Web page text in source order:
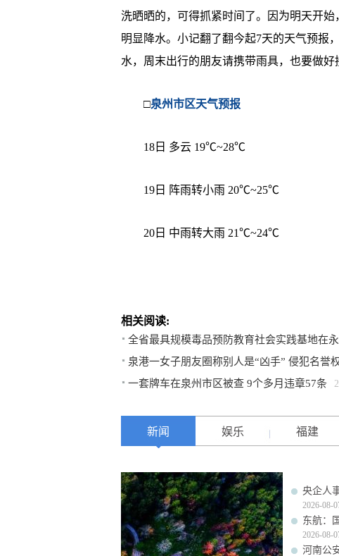
洗晒晒的，可得抓紧时间了。因为明天开
明显降水。小记翻了翻今起7天的天气预报
水，周末出行的朋友请携带雨具，也要做好
□泉州市区天气预报
18日 多云 19℃~28℃
19日 阵雨转小雨 20℃~25℃
20日 中雨转大雨 21℃~24℃
相关阅读:
全省最具规模毒品预防教育社会实践基地在
泉港一女子朋友圈称别人是“凶手” 侵犯名誉
一套牌车在泉州市区被查 9个多月违章57条
新闻 娱乐 福建
央企人
2026-08-
东航：
2026-08-
河南公